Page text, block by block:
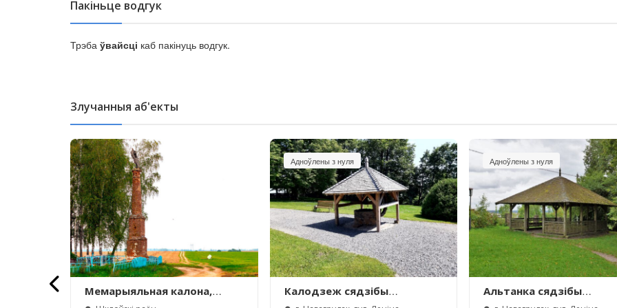
Пакіньце водгук
Трэба ўвайсці каб пакінуць водгук.
Злучанныя аб'екты
Мемарыяльная калона,
Фашчаўка
Адноўлены з нуля
Калодзеж сядзібы
Міцкевічаў
Адноўлены з нуля
Альтанка сядзібы
Міцкевічаў